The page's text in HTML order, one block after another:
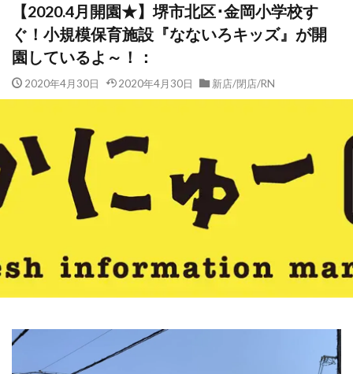
【2020.4月開園★】堺市北区･金岡小学校す
ぐ！小規模保育施設『なないろキッズ』が開
園しているよ～！：
2020年4月30日 2020年4月30日 新店/閉店/RN